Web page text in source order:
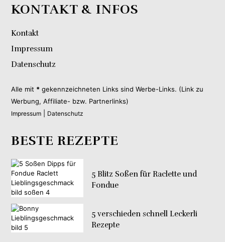
KONTAKT & INFOS
Kontakt
Impressum
Datenschutz
Alle mit * gekennzeichneten Links sind Werbe-Links. (Link zu
Werbung, Affiliate- bzw. Partnerlinks)
Impressum Datenschutz
BESTE REZEPTE
5 Blitz Soßen für Raclette und
Fondue
5 verschieden schnell Leckerli
Rezepte